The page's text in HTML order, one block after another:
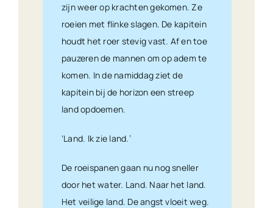
zijn weer op krachten gekomen. Ze
roeien met flinke slagen. De kapitein
houdt het roer stevig vast. Af en toe
pauzeren de mannen om op adem te
komen. In de namiddag ziet de
kapitein bij de horizon een streep
land opdoemen.
‘Land. Ik zie land.’
De roeispanen gaan nu nog sneller
door het water. Land. Naar het land.
Het veilige land. De angst vloeit weg.